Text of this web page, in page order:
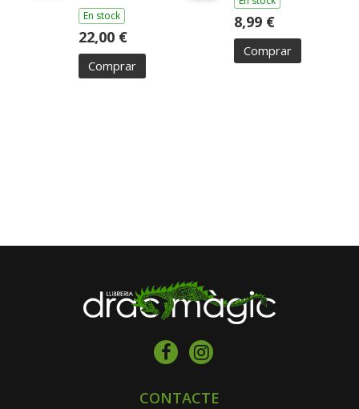
En stock
22,00 €
Comprar
8,99 €
Comprar
CONTACTE